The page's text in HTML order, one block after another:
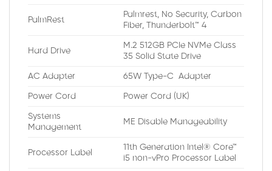
PalmRest
Palmrest, No Security, Carbon
Fiber, Thunderbolt™ 4
Hard Drive
M.2 512GB PCIe NVMe Class
35 Solid State Drive
AC Adapter 65W Type-C Adapter
Power Cord Power Cord (UK)
Systems
Management
ME Disable Manageability
Processor Label
11th Generation Intel® Core™
i5 non-vPro Processor Label